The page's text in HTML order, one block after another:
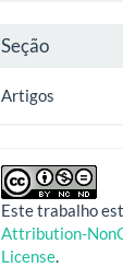
Seção
Artigos
Este trabalho
Attribution-
License